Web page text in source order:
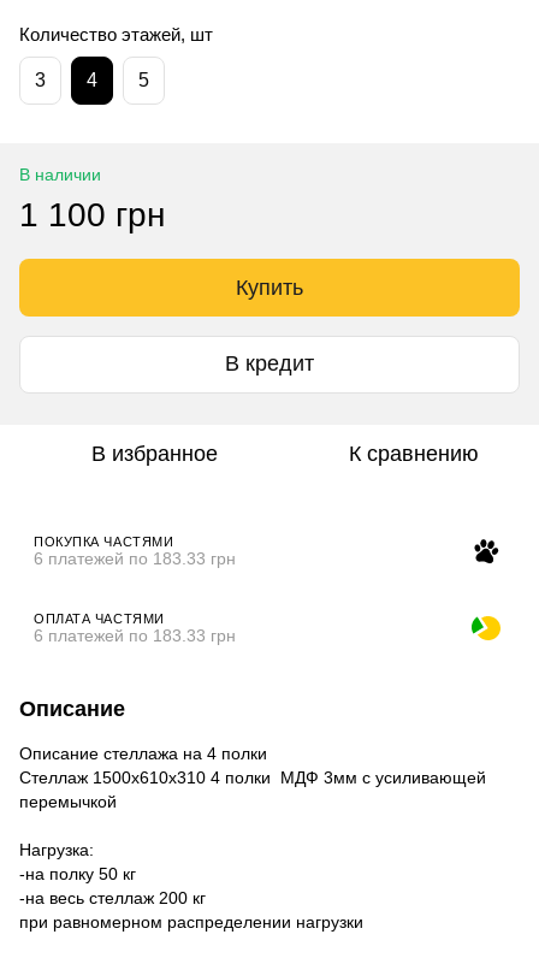
Количество этажей, шт
3 4 5
В наличии
1 100 грн
Купить
В кредит
В избранное К сравнению
ПОКУПКА ЧАСТЯМИ
6 платежей по 183.33 грн
ОПЛАТА ЧАСТЯМИ
6 платежей по 183.33 грн
Описание
Описание стеллажа на 4 полки
Стеллаж 1500х610х310 4 полки МДФ 3мм с усиливающей
перемычкой
Нагрузка:
-на полку 50 кг
-на весь стеллаж 200 кг
при равномерном распределении нагрузки